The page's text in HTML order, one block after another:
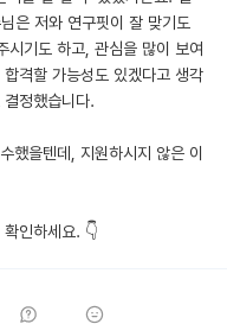
은 저와 연구핏이 잘 맞기도
시기도 하고, 관심을 많이 보여
격할 가능성도 있겠다고 생각
정했습니다.
했을텐데, 지원하시지 않은 이
인하세요. 👇